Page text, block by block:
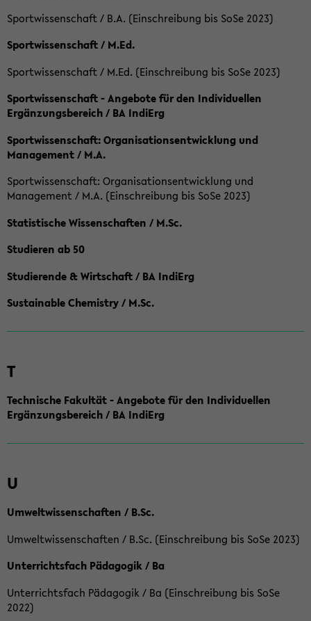
Sportwissenschaft / B.A. (Einschreibung bis SoSe 2023)
Sportwissenschaft / M.Ed.
Sportwissenschaft / M.Ed. (Einschreibung bis SoSe 2023)
Sportwissenschaft - Angebote für den Individuellen
Ergänzungsbereich / BA IndiErg
Sportwissenschaft: Organisationsentwicklung und
Management / M.A.
Sportwissenschaft: Organisationsentwicklung und
Management / M.A. (Einschreibung bis SoSe 2023)
Statistische Wissenschaften / M.Sc.
Studieren ab 50
Studierende & Wirtschaft / BA IndiErg
Sustainable Chemistry / M.Sc.
T
Technische Fakultät - Angebote für den Individuellen
Ergänzungsbereich / BA IndiErg
U
Umweltwissenschaften / B.Sc.
Umweltwissenschaften / B.Sc. (Einschreibung bis SoSe 2023)
Unterrichtsfach Pädagogik / Ba
Unterrichtsfach Pädagogik / Ba (Einschreibung bis SoSe
2022)